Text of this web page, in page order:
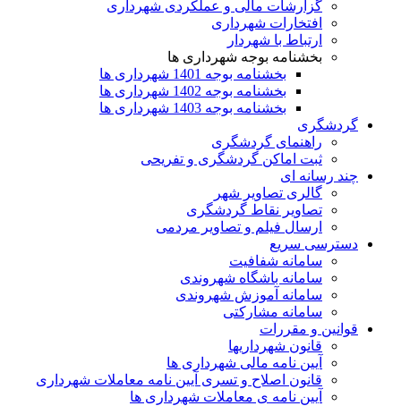
گزارشات مالی و عملکردی شهرداری
افتخارات شهرداری
ارتباط با شهردار
بخشنامه بوجه شهرداری ها
بخشنامه بوجه 1401 شهرداری ها
بخشنامه بوجه 1402 شهرداری ها
بخشنامه بوجه 1403 شهرداری ها
گردشگری
راهنمای گردشگری
ثبت اماکن گردشگری و تفریحی
چند رسانه ای
گالری تصاویر شهر
تصاویر نقاط گردشگری
ارسال فیلم و تصاویر مردمی
دسترسی سریع
سامانه شفافیت
سامانه باشگاه شهروندی
سامانه آموزش شهروندی
سامانه مشارکتی
قوانین و مقررات
قانون شهرداریها
آیین نامه مالی شهرداری ها
قانون اصلاح و تسری آیین نامه معاملات شهرداری
آیین نامه ی معاملات شهرداری ها